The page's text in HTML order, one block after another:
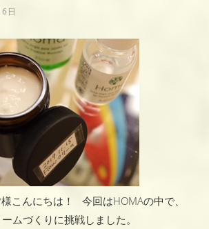
日
こんにちは！ 今回はHOMAの中で、
ムづくりに挑戦しました。